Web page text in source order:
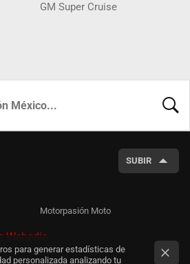
GM Super Cruise
SUBIR
Motorpasión Moto
Webedia
para generar estadísticas de
personalizada analizando tu